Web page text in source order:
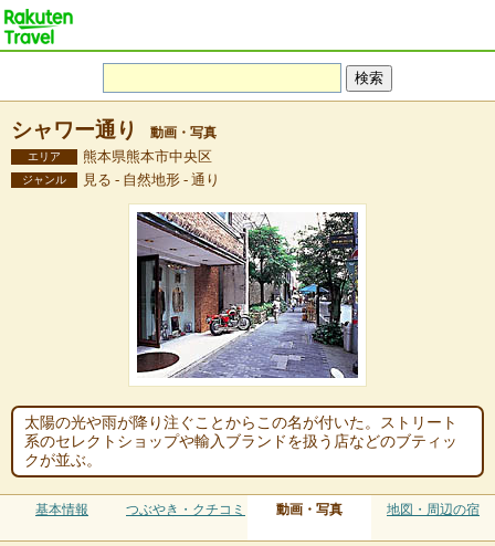
シャワー通り 動画・写真
エリア 熊本県熊本市中央区
ジャンル 見る - 自然地形 - 通り
太陽の光や雨が降り注ぐことからこの名が付いた。ストリート
系のセレクトショップや輸入ブランドを扱う店などのブティッ
クが並ぶ。
基本情報 つぶやき・クチコミ 動画・写真 地図・周辺の宿